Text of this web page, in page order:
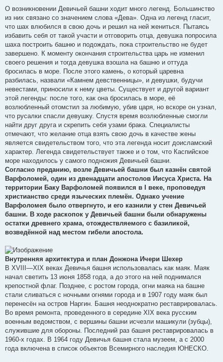
О возникновении Девичьей башни ходит много легенд. Большинство
из них связано со значением слова «Дева». Одна из легенд гласит,
что шах влюбился в свою дочь и решил на ней жениться. Пытаясь
избавить себя от такой участи и отговорить отца, девушка попросила
шаха построить башню и подождать, пока строительство не будет
завершено. К моменту окончания строительства царь не изменил
своего решения и тогда девушка взошла на башню и оттуда
бросилась в море. После этого камень, о который царевна
разбилась, назвали «Камнем девственницы», и девушки, будучи
невестами, приносили к нему цветы. Существует и другой вариант
этой легенды: после того, как она бросилась в море, её
возлюбленный отомстил за любимую, убив царя, но вскоре он узнал,
что русалки спасли девушку. Спустя время возлюбленные смогли
найти друг друга и скрепить себя узами брака. Специалисты
отмечают, что желание отца взять свою дочь в качестве жены
является свидетельством того, что эта легенда носит доисламский
характер. Легенда свидетельствует также и о том, что Каспийское
море находилось у самого подножия Девичьей башни.
Согласно преданию, возле Девичьей башни был казнён святой
Варфоломей, один из двенадцати апостолов Иисуса Христа. На
территории Баку Варфоломей появился в I веке, проповедуя
христианство среди языческих племён. Однако учение
Варфоломея было отвергнуто, и его казнили у стен Девичьей
башни. В ходе раскопок у Девичьей башни были обнаружены
остатки древнего храма, отождествляемого с базиликой,
возведённой над местом гибели апостола.
Внутренняя архитектура и план Донжона Ичери Шехер
В XVIII—XIX веках Девичья башня использовалась как маяк. Маяк
начал светить 13 июня 1858 года, а до этого на ней поднимался
крепостной флаг. Позднее, с ростом города, огни маяка на башне
стали сливаться с ночными огнями города и в 1907 году маяк был
перенесён на остров Наргин. Башня неоднократно реставрировалась.
Во время ремонта, проведенного в середине XIX века русским
военным ведомством, с вершины башни исчезли машикули (зубцы),
служившие для обороны. Последний раз башня реставрировалась в
1960-х годах. В 1964 году Девичья башня стала музеем, а с 2000
года включена в список объектов Всемирного наследия ЮНЕСКО.